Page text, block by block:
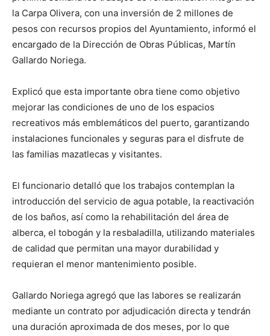
la Carpa Olivera, con una inversión de 2 millones de
pesos con recursos propios del Ayuntamiento, informó el
encargado de la Dirección de Obras Públicas, Martín
Gallardo Noriega.
Explicó que esta importante obra tiene como objetivo
mejorar las condiciones de uno de los espacios
recreativos más emblemáticos del puerto, garantizando
instalaciones funcionales y seguras para el disfrute de
las familias mazatlecas y visitantes.
El funcionario detalló que los trabajos contemplan la
introducción del servicio de agua potable, la reactivación
de los baños, así como la rehabilitación del área de
alberca, el tobogán y la resbaladilla, utilizando materiales
de calidad que permitan una mayor durabilidad y
requieran el menor mantenimiento posible.
Gallardo Noriega agregó que las labores se realizarán
mediante un contrato por adjudicación directa y tendrán
una duración aproximada de dos meses, por lo que